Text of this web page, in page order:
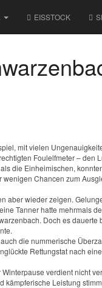
EISSTOCK
mit vielen
Foulelfmeter – den
die Einheimischen,
Chancen zum
aber wieder zeigen.
Tanner hatte mehrmals
Doch es dauerte
die nummerische
Rettungstat nach
verdient nicht
kämpferische Leistung